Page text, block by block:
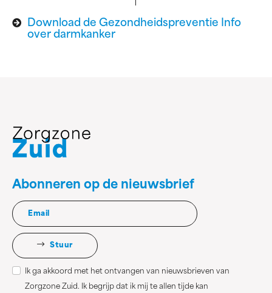
Download de Gezondheidspreventie Info
over darmkanker
Abonneren op de nieuwsbrief
Stuur
Ik ga akkoord met het ontvangen van nieuwsbrieven van
Zorgzone Zuid. Ik begrijp dat ik mij te allen tijde kan